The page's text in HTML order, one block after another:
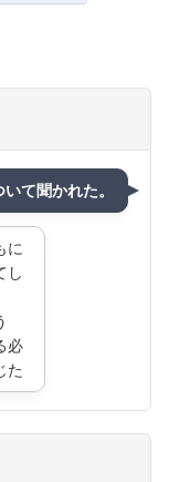
て聞かれた。
に
し
必
た